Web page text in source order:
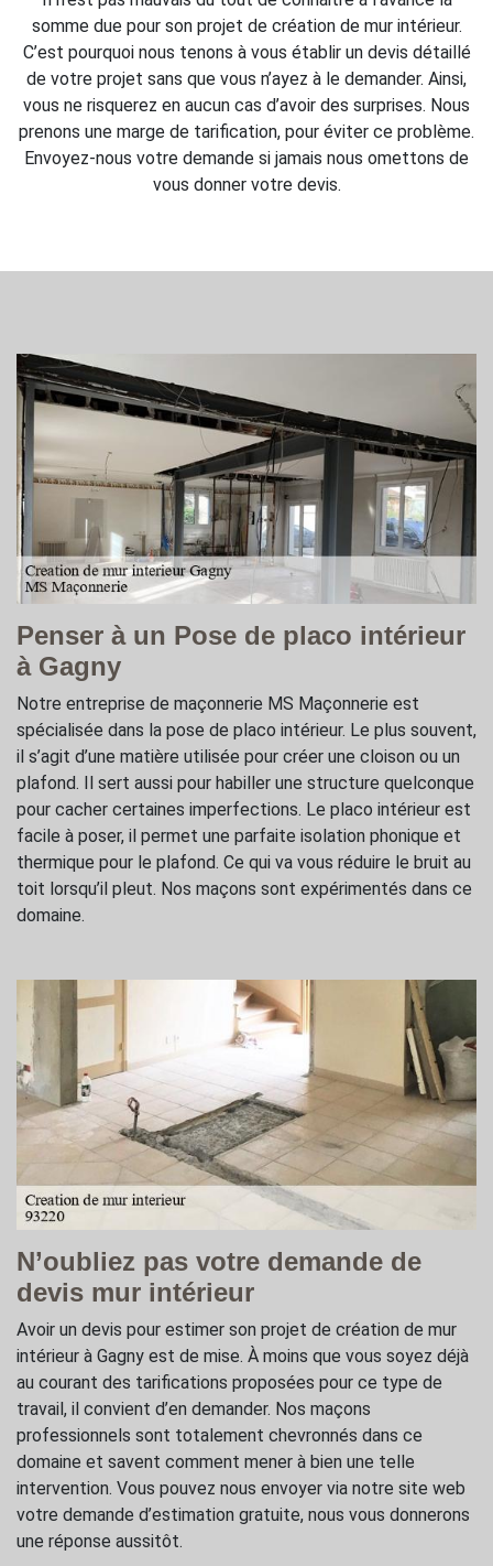
somme due pour son projet de création de mur intérieur.
C’est pourquoi nous tenons à vous établir un devis détaillé
de votre projet sans que vous n’ayez à le demander. Ainsi,
vous ne risquerez en aucun cas d’avoir des surprises. Nous
prenons une marge de tarification, pour éviter ce problème.
Envoyez-nous votre demande si jamais nous omettons de
vous donner votre devis.
Penser à un Pose de placo intérieur
à Gagny
Notre entreprise de maçonnerie MS Maçonnerie est
spécialisée dans la pose de placo intérieur. Le plus souvent,
il s’agit d’une matière utilisée pour créer une cloison ou un
plafond. Il sert aussi pour habiller une structure quelconque
pour cacher certaines imperfections. Le placo intérieur est
facile à poser, il permet une parfaite isolation phonique et
thermique pour le plafond. Ce qui va vous réduire le bruit au
toit lorsqu’il pleut. Nos maçons sont expérimentés dans ce
domaine.
N’oubliez pas votre demande de
devis mur intérieur
Avoir un devis pour estimer son projet de création de mur
intérieur à Gagny est de mise. À moins que vous soyez déjà
au courant des tarifications proposées pour ce type de
travail, il convient d’en demander. Nos maçons
professionnels sont totalement chevronnés dans ce
domaine et savent comment mener à bien une telle
intervention. Vous pouvez nous envoyer via notre site web
votre demande d’estimation gratuite, nous vous donnerons
une réponse aussitôt.